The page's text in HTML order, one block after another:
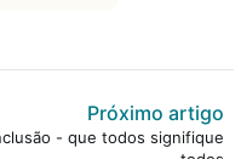
Próximo artigo
- que todos signifique